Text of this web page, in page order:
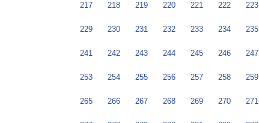
217 218 219 220 221 222 223
229 230 231 232 233 234 235
241 242 243 244 245 246 247
253 254 255 256 257 258 259
265 266 267 268 269 270 271